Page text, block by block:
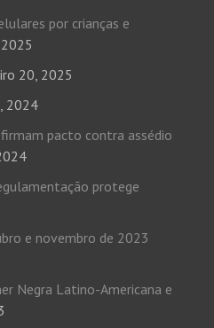
por crianças e
20, 2025
2024
pacto contra assédio
protege
e novembro de 2023
Negra Latino-Americana e